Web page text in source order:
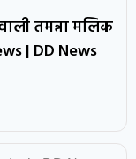
तमन्ना मलिक
| DD News